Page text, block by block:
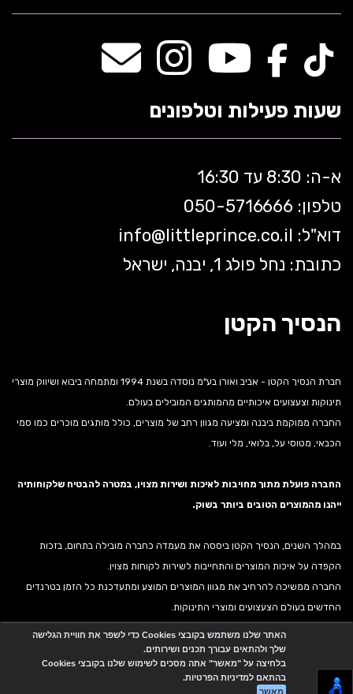
שעות פעילות וטלפונים
א-ה: 8:30 עד 16:30
טלפון: 050-5 716666
דוא"ל:
info@littleprince.co.il
כתובת: נחל פולג 1, יבנה, ישראל
הנסיך הקטן
חברת הנסיך הקטן - אביב ואורן בע"מ נוסדה בשנת 1994 ומתמחה ביבוא ושיווק מוצרי
תינוקות וצעצועים איכותיים מהמותגים המובילים בעולם.
החברה ממוקמת ביבנה ומציעה מגוון רחב של מוצרים, כולל מותגים מוכרים כמו סמי
הכבאי, מטוסי על, בלואי, מלי ועוד.
החברה פועלת מתוך מחויבות לאיכות ושירות מצוין, במטרה להבטיח שלקוחותיה
ייהנו מהמוצרים הטובים ביותר בשוק.
במהלך השנים, הנסיך הקטן ביססה את מעמדה כחברה מובילה בתחום, בזכות
הקפדה על איכות המוצרים והתחייבות לשירות לקוחות מצוין.
החברה ממשיכה להרחיב את מגוון המוצרים המוצע ומתעדכנת כל הזמן בטרנדים
החדשים בעולם הצעצועים ומוצרי התינוקות.
אתר זה מופעל באמצעותWobily
האתר שלנו משתמש בקובצי Cookies כדי לשפר את חוויית הגלישה
שלך ולהתאים עבורך תכנים ושירותים.
בלחיצה על "מאשר" אתה מסכים לשימוש שלנו בקובצי Cookies
בהתאם למדיניות הפרטיות.
מאשר